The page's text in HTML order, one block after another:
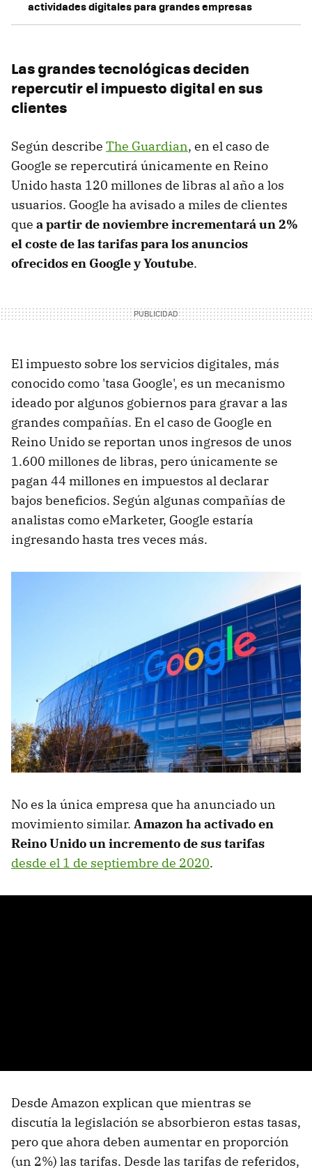
actividades digitales para grandes empresas
Las grandes tecnológicas deciden
repercutir el impuesto digital en sus
clientes
Según describe The Guardian, en el caso de
Google se repercutirá únicamente en Reino
Unido hasta 120 millones de libras al año a los
usuarios. Google ha avisado a miles de clientes
que a partir de noviembre incrementará un 2%
el coste de las tarifas para los anuncios
ofrecidos en Google y Youtube.
El impuesto sobre los servicios digitales, más
conocido como 'tasa Google', es un mecanismo
ideado por algunos gobiernos para gravar a las
grandes compañías. En el caso de Google en
Reino Unido se reportan unos ingresos de unos
1.600 millones de libras, pero únicamente se
pagan 44 millones en impuestos al declarar
bajos beneficios. Según algunas compañías de
analistas como eMarketer, Google estaría
ingresando hasta tres veces más.
No es la única empresa que ha anunciado un
movimiento similar. Amazon ha activado en
Reino Unido un incremento de sus tarifas
desde el 1 de septiembre de 2020.
Desde Amazon explican que mientras se
discutía la legislación se absorbieron estas tasas,
pero que ahora deben aumentar en proporción
(un 2%) las tarifas. Desde las tarifas de referidos,